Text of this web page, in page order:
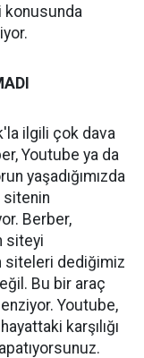
konusunda
ilgili çok dava
Youtube ya da
yaşadığımızda
Berber,
siteyi
siteleri dediğimiz
Bu bir araç
Youtube,
karşılığı